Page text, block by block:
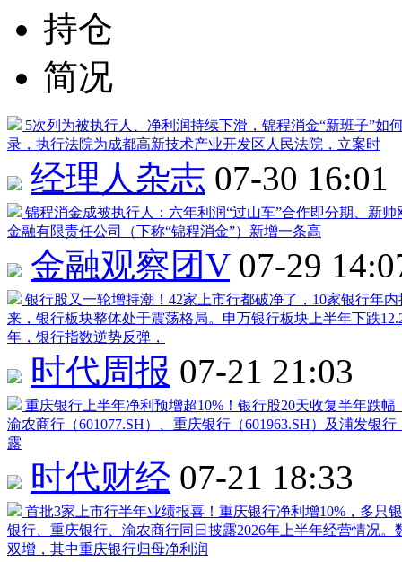
持仓
简况
5次列为被执行人、净利润持续下滑，锦程消金“新班子”如
录，执行法院为成都高新技术产业开发区人民法院，立案时
经理人杂志 07-30 16:01
锦程消金成被执行人：六年利润“过山车”合作即分期、新
金融有限责任公司（下称“锦程消金”）新增一条高
金融观察团V 07-29
银行股又一轮增持潮！42家上市行都破净了，10家银行年
来，银行板块整体处于震荡格局。申万银行板块上半年下跌
年，银行指数逆势反弹，
时代周报 07-21 21:03
重庆银行 上半年净利预增超10%！银行股20天收复半年跌
渝农商行 （601077.SH）、 重庆银行 （601963.SH）及浦发银行
露
时代财经 07-21 18:33
首批3家上市行半年业绩报喜！ 重庆银行净利增10%，多只
银行
重庆银行 渝农商行同日披露2026年上半年经营情况
双增，其中重庆银行归母净利润